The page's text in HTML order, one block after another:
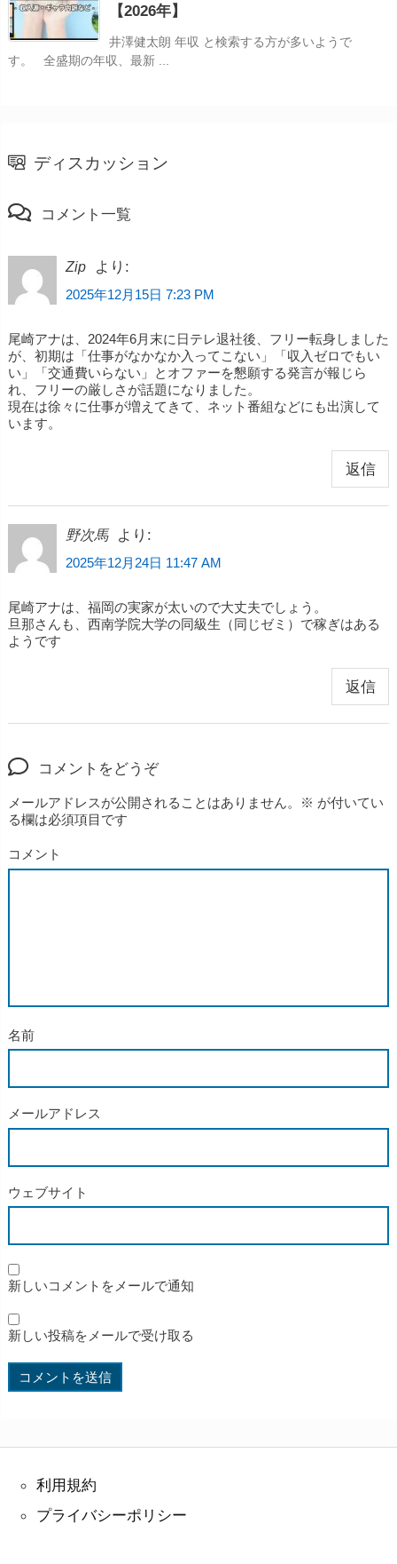
【2026年】
井澤健太朗 年収 と検索する方が多いようで
す。 全盛期の年収、最新 ...
ディスカッション
コメント一覧
Zip より:
2025年12月15日 7:23 PM
尾崎アナは、2024年6月末に日テレ退社後、フリー転身しました
が、初期は「仕事がなかなか入ってこない」「収入ゼロでもい
い」「交通費いらない」とオファーを懇願する発言が報じら
れ、フリーの厳しさが話題になりました。
現在は徐々に仕事が増えてきて、ネット番組などにも出演して
います。
返信
野次馬 より:
2025年12月24日 11:47 AM
尾崎アナは、福岡の実家が太いので大丈夫でしょう。
旦那さんも、西南学院大学の同級生（同じゼミ）で稼ぎはある
ようです
返信
コメントをどうぞ
メールアドレスが公開されることはありません。 ※ が付いてい
る欄は必須項目です
コメント
名前
メールアドレス
ウェブサイト
新しいコメントをメールで通知
新しい投稿をメールで受け取る
利用規約
プライバシーポリシー